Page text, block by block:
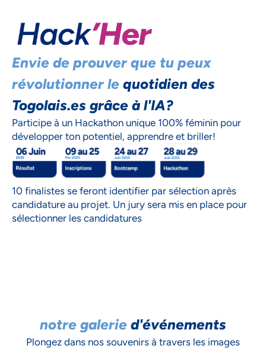
Envie de prouver que tu peux
révolutionner le quotidien des
Togolais.es grâce à l'IA?
Participe à un Hackathon unique 100% féminin pour
développer ton potentiel, apprendre et briller!
10 finalistes se feront identifier par sélection après
candidature au projet. Un jury sera mis en place pour
sélectionner les candidatures
notre galerie d'événements
Plongez dans nos souvenirs à travers les images